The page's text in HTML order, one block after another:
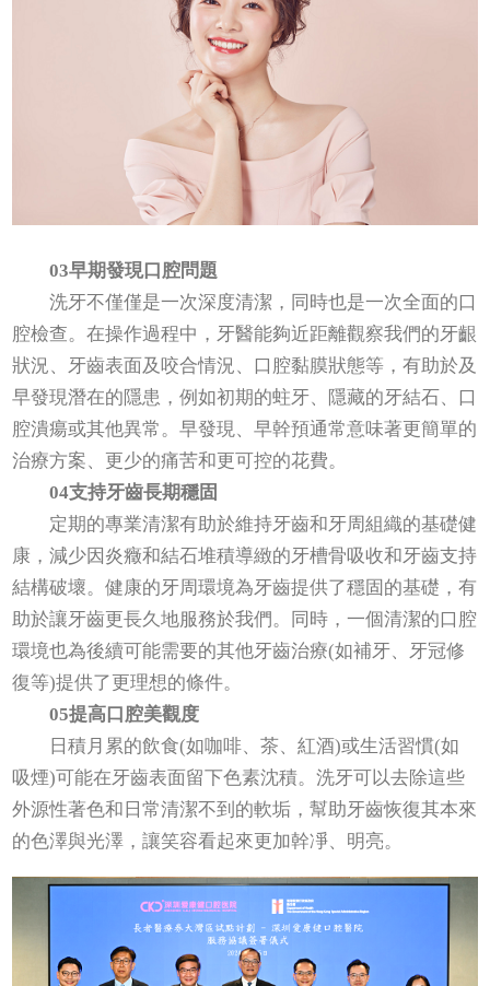
03早期發現口腔問題
洗牙不僅僅是一次深度清潔，同時也是一次全面的口
腔檢查。在操作過程中，牙醫能夠近距離觀察我們的牙齦
狀況、牙齒表面及咬合情況、口腔黏膜狀態等，有助於及
早發現潛在的隱患，例如初期的蛀牙、隱藏的牙結石、口
腔潰瘍或其他異常。早發現、早幹預通常意味著更簡單的
治療方案、更少的痛苦和更可控的花費。
04支持牙齒長期穩固
定期的專業清潔有助於維持牙齒和牙周組織的基礎健
康，減少因炎癥和結石堆積導緻的牙槽骨吸收和牙齒支持
結構破壞。健康的牙周環境為牙齒提供了穩固的基礎，有
助於讓牙齒更長久地服務於我們。同時，一個清潔的口腔
環境也為後續可能需要的其他牙齒治療(如補牙、牙冠修
復等)提供了更理想的條件。
05提高口腔美觀度
日積月累的飲食(如咖啡、茶、紅酒)或生活習慣(如
吸煙)可能在牙齒表面留下色素沈積。洗牙可以去除這些
外源性著色和日常清潔不到的軟垢，幫助牙齒恢復其本來
的色澤與光澤，讓笑容看起來更加幹凈、明亮。